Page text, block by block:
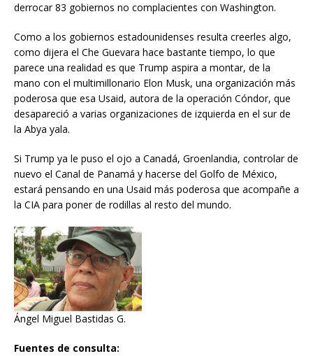
derrocar 83 gobiernos no complacientes con Washington.
Como a los gobiernos estadounidenses resulta creerles algo,
como dijera el Che Guevara hace bastante tiempo, lo que
parece una realidad es que Trump aspira a montar, de la
mano con el multimillonario Elon Musk, una organización más
poderosa que esa Usaid, autora de la operación Cóndor, que
desapareció a varias organizaciones de izquierda en el sur de
la Abya yala.
Si Trump ya le puso el ojo a Canadá, Groenlandia, controlar de
nuevo el Canal de Panamá y hacerse del Golfo de México,
estará pensando en una Usaid más poderosa que acompañe a
la CIA para poner de rodillas al resto del mundo.
Ángel Miguel Bastidas G.
Fuentes de consulta: